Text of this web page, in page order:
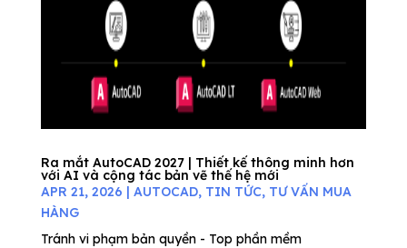
Ra mắt AutoCAD 2027 | Thiết kế thông minh hơn
với AI và cộng tác bản vẽ thế hệ mới
APR 21, 2026 | AUTOCAD, TIN TỨC, TƯ VẤN MUA
HÀNG
Tránh vi phạm bản quyền - Top phần mềm